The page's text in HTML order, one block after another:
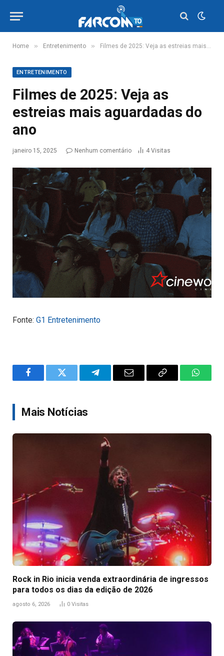
Home » Entretenimento » Filmes de 2025: Veja as estreias mais aguardadas do ano
ENTRETENIMENTO
Filmes de 2025: Veja as
estreias mais aguardadas do
ano
janeiro 15, 2025 Nenhum comentário 4 Visitas
Fonte: G1 Entretenimento
FacebookTwitter TelegramEmail
Copy
Mais Notícias
Rock in Rio inicia venda extraordinária de ingressos
para todos os dias da edição de 2026
agosto 6, 2026 0 Visitas